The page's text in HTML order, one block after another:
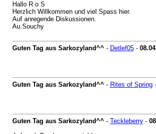
Hallo R o S
Herzlich Willkommen und viel Spass hier.
Auf anregende Diskussionen.
Au.Souchy
Guten Tag aus Sarkozyland^^- Detlef05-
Guten Tag aus Sarkozyland^^- Rites of Spring-
Guten Tag aus Sarkozyland^^- Teckleberry-